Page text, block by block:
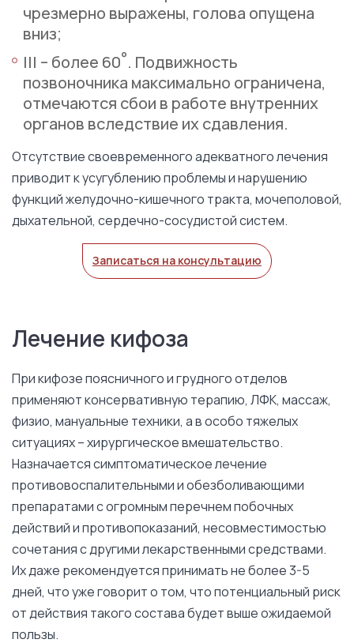
чрезмерно выражены, голова опущена
вниз;
III – более 60°. Подвижность
позвоночника максимально ограничена,
отмечаются сбои в работе внутренних
органов вследствие их сдавления.
Отсутствие своевременного адекватного лечения
приводит к усугублению проблемы и нарушению
функций желудочно-кишечного тракта, мочеполовой,
дыхательной, сердечно-сосудистой систем.
Записаться на консультацию
Лечение кифоза
При кифозе поясничного и грудного отделов
применяют консервативную терапию, ЛФК, массаж,
физио, мануальные техники, а в особо тяжелых
ситуациях – хирургическое вмешательство.
Назначается симптоматическое лечение
противовоспалительными и обезболивающими
препаратами с огромным перечнем побочных
действий и противопоказаний, несовместимостью
сочетания с другими лекарственными средствами.
Их даже рекомендуется принимать не более 3-5
дней, что уже говорит о том, что потенциальный риск
от действия такого состава будет выше ожидаемой
пользы.